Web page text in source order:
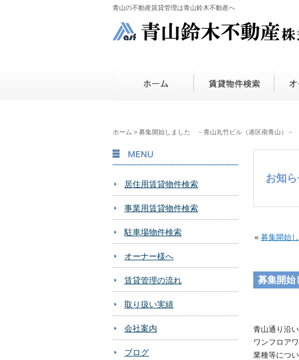
青山の不動産賃貸管理は青山鈴木不動産へ
ホーム > 募集開始しました －青山丸竹ビル（港区南青山）－
お知
« 募集開始
募集開始
青山通り沿
ワンフロア
業種等につ
居住用賃貸物件検索
事業用賃貸物件検索
駐車場物件検索
オーナー様へ
賃貸管理の流れ
取り扱い実績
会社案内
ブログ